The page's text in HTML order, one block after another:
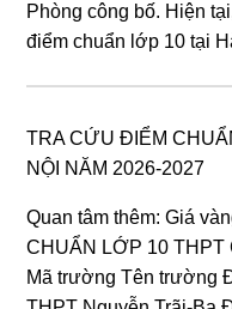
Phòng công bố. Hiện
điểm chuẩn lớp 10 tại
TRA CỨU ĐIỂM
NỘI NĂM 2026-2027
Quan tâm thêm: Giá
CHUẨN LỚP 10 THPT
Mã trường Tên trường